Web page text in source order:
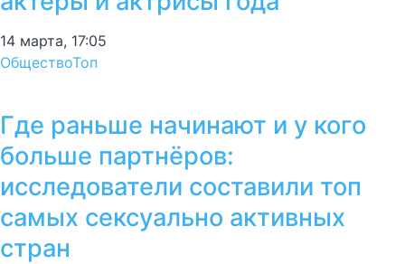
14 марта, 17:05
ОбществоТоп
Где раньше начинают и у кого
больше партнёров:
исследователи составили топ
самых сексуально активных
стран